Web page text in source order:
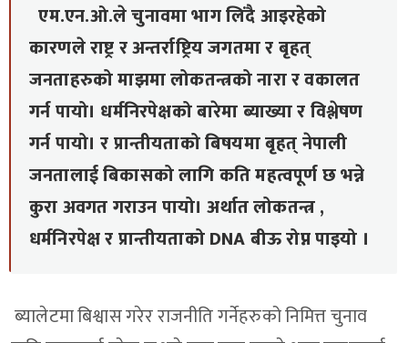
एम.एन.ओ.ले चुनावमा भाग लिंदै आइरहेको
कारणले राष्ट्र र अन्तर्राष्ट्रिय जगतमा र बृहत्
जनताहरुको माझमा लोकतन्त्रको नारा र वकालत
गर्न पायो। धर्मनिरपेक्षको बारेमा ब्याख्या र विश्लेषण
गर्न पायो। र प्रान्तीयताको बिषयमा बृहत् नेपाली
जनतालाई बिकासको लागि कति महत्वपूर्ण छ भन्ने
कुरा अवगत गराउन पायो। अर्थात लोकतन्त्र ,
धर्मनिरपेक्ष र प्रान्तीयताको DNA बीऊ रोप्न पाइयो ।
ब्यालेटमा बिश्वास गरेर राजनीति गर्नेहरुको निमित्त चुनाव